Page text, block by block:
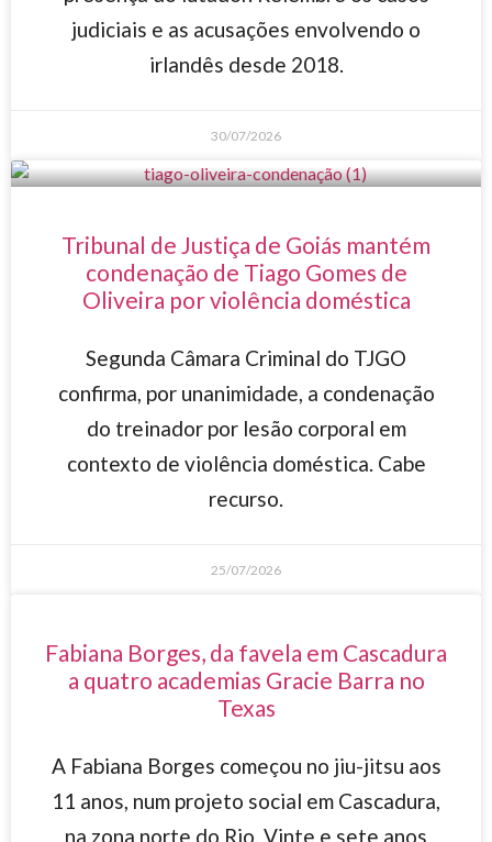
judiciais e as acusações envolvendo o
irlandês desde 2018.
30/07/2026
Tribunal de Justiça de Goiás mantém
condenação de Tiago Gomes de
Oliveira por violência doméstica
Segunda Câmara Criminal do TJGO
confirma, por unanimidade, a condenação
do treinador por lesão corporal em
contexto de violência doméstica. Cabe
recurso.
25/07/2026
Fabiana Borges, da favela em Cascadura
a quatro academias Gracie Barra no
Texas
A Fabiana Borges começou no jiu-jitsu aos
11 anos, num projeto social em Cascadura,
na zona norte do Rio. Vinte e sete anos